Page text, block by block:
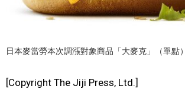
生活
日本麥當勞本次調漲對象商品「大麥克」（單點
[Copyright The Jiji Press, Ltd.]